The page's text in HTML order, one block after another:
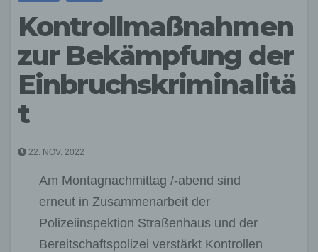
Kontrollmaßnahmen
zur Bekämpfung der
Einbruchskriminalitä
t
22. NOV. 2022
Am Montagnachmittag /-abend sind
erneut in Zusammenarbeit der
Polizeiinspektion Straßenhaus und der
Bereitschaftspolizei verstärkt Kontrollen